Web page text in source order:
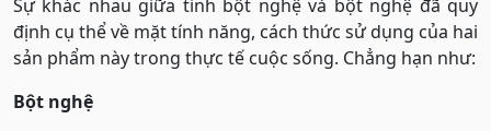
Sự khác nhau giữa tinh bột nghệ và bột nghệ đã quy
định cụ thể về mặt tính năng, cách thức sử dụng của hai
sản phẩm này trong thực tế cuộc sống. Chẳng hạn như:
Bột nghệ